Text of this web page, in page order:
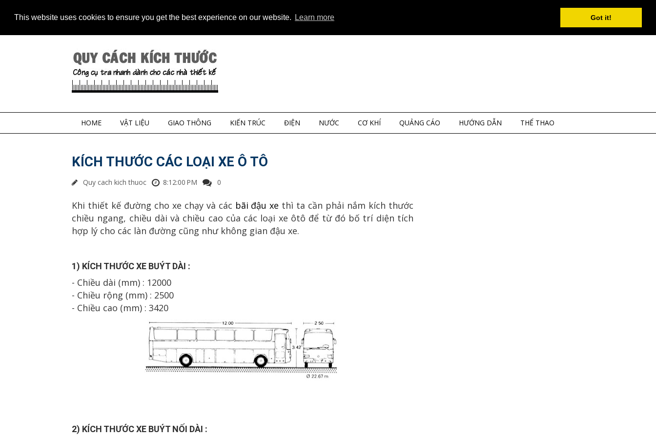
This website uses cookies to ensure you get the best experience on our website. Learn more Got it!
HOME VẬT LIỆU GIAO THÔNG KIẾN TRÚC ĐIỆN NƯỚC CƠ KHÍ QUẢNG CÁO HƯỚNG DẪN THỂ THAO
KÍCH THƯỚC CÁC LOẠI XE Ô TÔ
Quy cach kich thuoc 8:12:00 PM 0
Khi thiết kế đường cho xe chạy và các bãi đậu xe thì ta cần phải nắm kích thước
chiều ngang, chiều dài và chiều cao của các loại xe ôtô để từ đó bố trí diện tích
hợp lý cho các làn đường cũng như không gian đậu xe.
1) KÍCH THƯỚC XE BUÝT DÀI :
- Chiều dài (mm) : 12000
- Chiều rộng (mm) : 2500
- Chiều cao (mm) : 3420
2) KÍCH THƯỚC XE BUÝT NỐI DÀI :